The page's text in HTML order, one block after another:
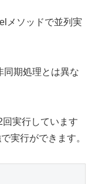
メソッドで並列実
同期処理とは異な
実行しています
実行ができます。